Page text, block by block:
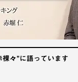
裸々”に語っています